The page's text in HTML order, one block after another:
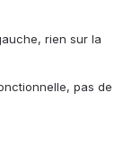
rien sur la
pas de